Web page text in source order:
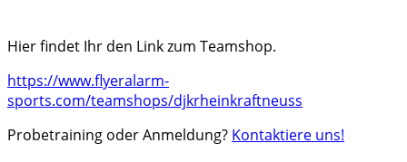
Hier findet Ihr den Link zum Teamshop.
https://www.flyeralarm-
sports.com/teamshops/djkrheinkraftneuss
Probetraining oder Anmeldung? Kontaktiere uns!